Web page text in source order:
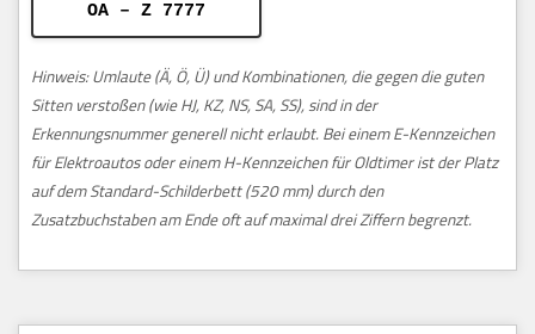
OA – Z 7777
Hinweis: Umlaute (Ä, Ö, Ü) und Kombinationen, die gegen die guten
Sitten verstoßen (wie HJ, KZ, NS, SA, SS), sind in der
Erkennungsnummer generell nicht erlaubt. Bei einem E-Kennzeichen
für Elektroautos oder einem H-Kennzeichen für Oldtimer ist der Platz
auf dem Standard-Schilderbett (520 mm) durch den
Zusatzbuchstaben am Ende oft auf maximal drei Ziffern begrenzt.